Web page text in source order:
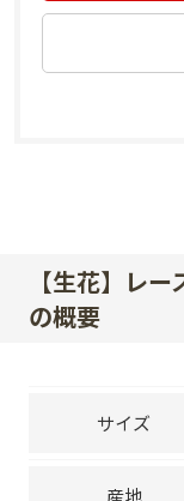
【生花】レ
の概要
サイズ
産地